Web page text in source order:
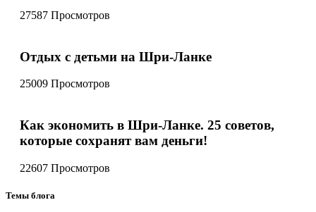
27587 Просмотров
Отдых с детьми на Шри-Ланке
25009 Просмотров
Как экономить в Шри-Ланке. 25 советов,
которые сохранят вам деньги!
22607 Просмотров
Темы блога